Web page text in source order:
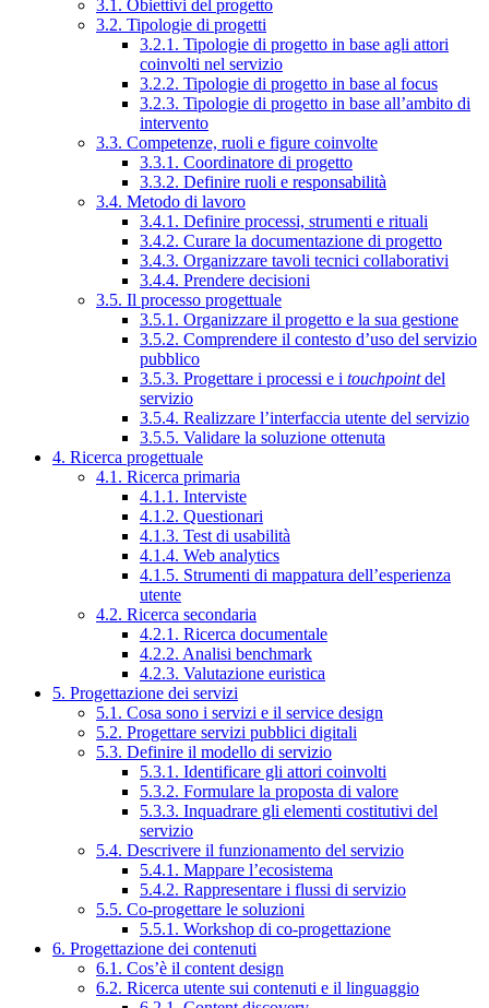
3.1. Obiettivi del progetto
3.2. Tipologie di progetti
3.2.1. Tipologie di progetto in base agli attori
coinvolti nel servizio
3.2.2. Tipologie di progetto in base al focus
3.2.3. Tipologie di progetto in base all’ambito di
intervento
3.3. Competenze, ruoli e figure coinvolte
3.3.1. Coordinatore di progetto
3.3.2. Definire ruoli e responsabilità
3.4. Metodo di lavoro
3.4.1. Definire processi, strumenti e rituali
3.4.2. Curare la documentazione di progetto
3.4.3. Organizzare tavoli tecnici collaborativi
3.4.4. Prendere decisioni
3.5. Il processo progettuale
3.5.1. Organizzare il progetto e la sua gestione
3.5.2. Comprendere il contesto d’uso del servizio
pubblico
3.5.3. Progettare i processi e i touchpointdel
servizio
3.5.4. Realizzare l’interfaccia utente del servizio
3.5.5. Validare la soluzione ottenuta
4. Ricerca progettuale
4.1. Ricerca primaria
4.1.1. Interviste
4.1.2. Questionari
4.1.3. Test di usabilità
4.1.4. Web analytics
4.1.5. Strumenti di mappatura dell’esperienza
utente
4.2. Ricerca secondaria
4.2.1. Ricerca documentale
4.2.2. Analisi benchmark
4.2.3. Valutazione euristica
5. Progettazione dei servizi
5.1. Cosa sono i servizi e il service design
5.2. Progettare servizi pubblici digitali
5.3. Definire il modello di servizio
5.3.1. Identificare gli attori coinvolti
5.3.2. Formulare la proposta di valore
5.3.3. Inquadrare gli elementi costitutivi del
servizio
5.4. Descrivere il funzionamento del servizio
5.4.1. Mappare l’ecosistema
5.4.2. Rappresentare i flussi di servizio
5.5. Co-progettare le soluzioni
5.5.1. Workshop di co-progettazione
6. Progettazione dei contenuti
6.1. Cos’è il content design
6.2. Ricerca utente sui contenuti e il linguaggio